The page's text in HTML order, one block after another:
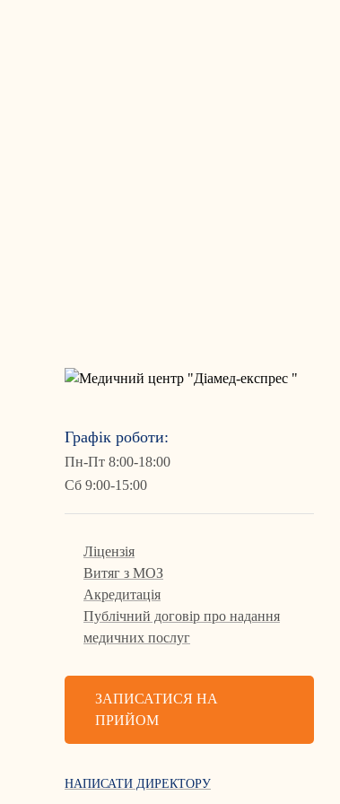
Графік роботи:
Пн-Пт 8:00-18:00
Сб 9:00-15:00
Ліцензія
Витяг з МОЗ
Акредитація
Публічний договір про надання
медичних послуг
ЗАПИСАТИСЯ НА
ПРИЙОМ
НАПИСАТИ ДИРЕКТОРУ